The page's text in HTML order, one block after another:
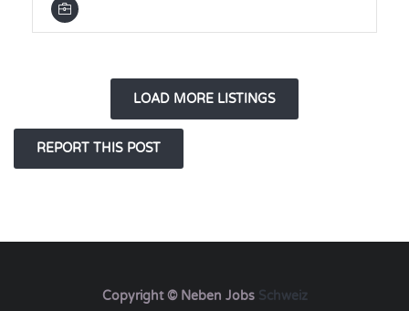
LOAD MORE LISTINGS
Copyright © Neben Jobs Schweiz